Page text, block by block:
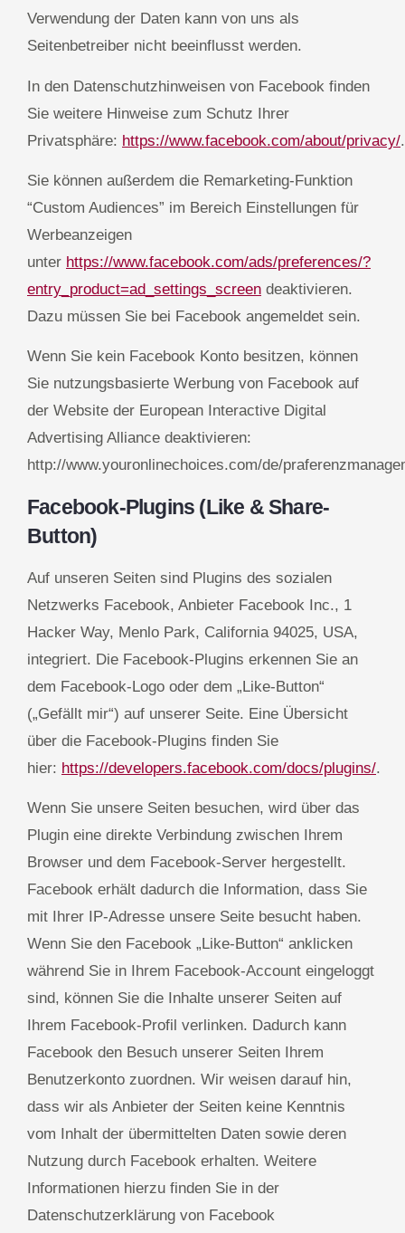
Verwendung der Daten kann von uns als
Seitenbetreiber nicht beeinflusst werden.
In den Datenschutzhinweisen von Facebook finden
Sie weitere Hinweise zum Schutz Ihrer
Privatsphäre: https://www.facebook.com/about/privacy/.
Sie können außerdem die Remarketing-Funktion
“Custom Audiences” im Bereich Einstellungen für
Werbeanzeigen
unter https://www.facebook.com/ads/preferences/?
entry_product=ad_settings_screen deaktivieren.
Dazu müssen Sie bei Facebook angemeldet sein.
Wenn Sie kein Facebook Konto besitzen, können
Sie nutzungsbasierte Werbung von Facebook auf
der Website der European Interactive Digital
Advertising Alliance deaktivieren:
http://www.youronlinechoices.com/de/
Facebook-Plugins (Like & Share-
Button)
Auf unseren Seiten sind Plugins des sozialen
Netzwerks Facebook, Anbieter Facebook Inc., 1
Hacker Way, Menlo Park, California 94025, USA,
integriert. Die Facebook-Plugins erkennen Sie an
dem Facebook-Logo oder dem „Like-Button“
(„Gefällt mir“) auf unserer Seite. Eine Übersicht
über die Facebook-Plugins finden Sie
hier: https://developers.facebook.com/docs/plugins/.
Wenn Sie unsere Seiten besuchen, wird über das
Plugin eine direkte Verbindung zwischen Ihrem
Browser und dem Facebook-Server hergestellt.
Facebook erhält dadurch die Information, dass Sie
mit Ihrer IP-Adresse unsere Seite besucht haben.
Wenn Sie den Facebook „Like-Button“ anklicken
während Sie in Ihrem Facebook-Account eingeloggt
sind, können Sie die Inhalte unserer Seiten auf
Ihrem Facebook-Profil verlinken. Dadurch kann
Facebook den Besuch unserer Seiten Ihrem
Benutzerkonto zuordnen. Wir weisen darauf hin,
dass wir als Anbieter der Seiten keine Kenntnis
vom Inhalt der übermittelten Daten sowie deren
Nutzung durch Facebook erhalten. Weitere
Informationen hierzu finden Sie in der
Datenschutzerklärung von Facebook